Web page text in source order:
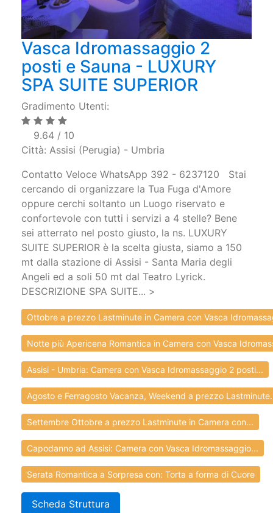
Vasca Idromassaggio 2
posti e Sauna - LUXURY
SPA SUITE SUPERIOR
Gradimento Utenti:
9.64 / 10
Città: Assisi (Perugia) - Umbria
Contatto Veloce WhatsApp 392 - 6237120 Stai
cercando di organizzare la Tua Fuga d'Amore
oppure cerchi soltanto un Luogo riservato e
confortevole con tutti i servizi a 4 stelle? Bene
sei atterrato nel posto giusto, la ns. LUXURY
SUITE SUPERIOR è la scelta giusta, siamo a 150
mt dalla stazione di Assisi - Santa Maria degli
Angeli ed a soli 50 mt dal Teatro Lyrick.
DESCRIZIONE SPA SUITE... >
Ottobre a prezzo Lastminute in Camera con Vasca
Notte più Apericena Romantica in Camera con Vasca
Assisi - Umbria: Camera con Vasca Idromassaggio 2 posti...
Agosto e Ferragosto Vacanza, Weekend a prezzo
Settembre Ottobre a prezzo Lastminute in Camera con...
Capodanno ad Assisi: Camera con Vasca Idromassaggio...
Serata Romantica a Sorpresa con: Torta a forma di Cuore
Scheda Struttura